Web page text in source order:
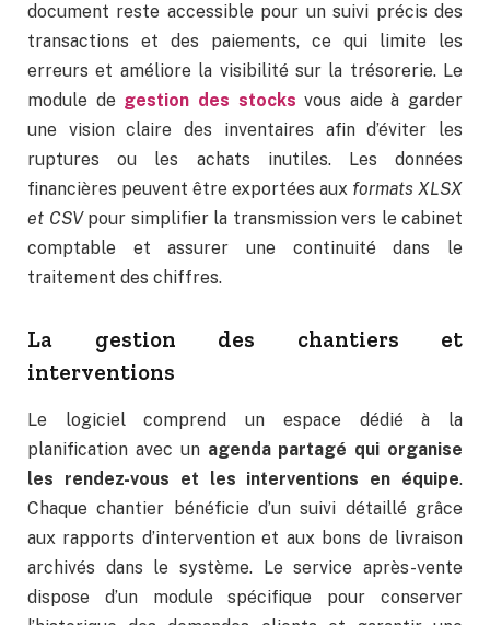
document reste accessible pour un suivi précis des
transactions et des paiements, ce qui limite les
erreurs et améliore la visibilité sur la trésorerie. Le
module de gestion des stocks vous aide à garder
une vision claire des inventaires afin d’éviter les
ruptures ou les achats inutiles. Les données
financières peuvent être exportées aux formats XLSX
et CSVpour simplifier la transmission vers le cabinet
comptable et assurer une continuité dans le
traitement des chiffres.
La gestion des chantiers et
interventions
Le logiciel comprend un espace dédié à la
planification avec un agenda partagé qui organise
les rendez-vous et les interventions en équipe.
Chaque chantier bénéficie d’un suivi détaillé grâce
aux rapports d’intervention et aux bons de livraison
archivés dans le système. Le service après-vente
dispose d’un module spécifique pour conserver